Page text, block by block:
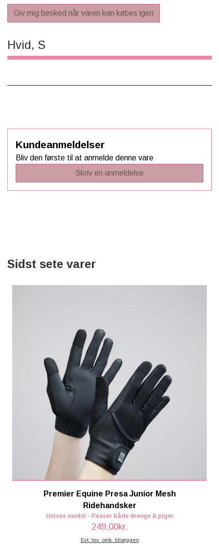
Giv mig besked når varen kan købes igen
Hvid, S
Kundeanmeldelser
Bliv den første til at anmelde denne vare
Skriv en anmeldelse
Sidst sete varer
Premier Equine Presa Junior Mesh
Ridehandsker
Unisex model - Passer både drenge & piger
249,00kr.
Evt. lev. omk. tillægges